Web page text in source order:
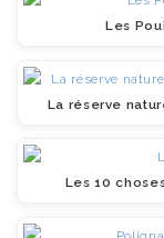
Les
La réserve
Les 10